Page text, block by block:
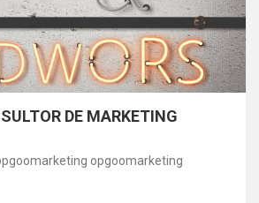
DE MARKETING
opgoomarketing